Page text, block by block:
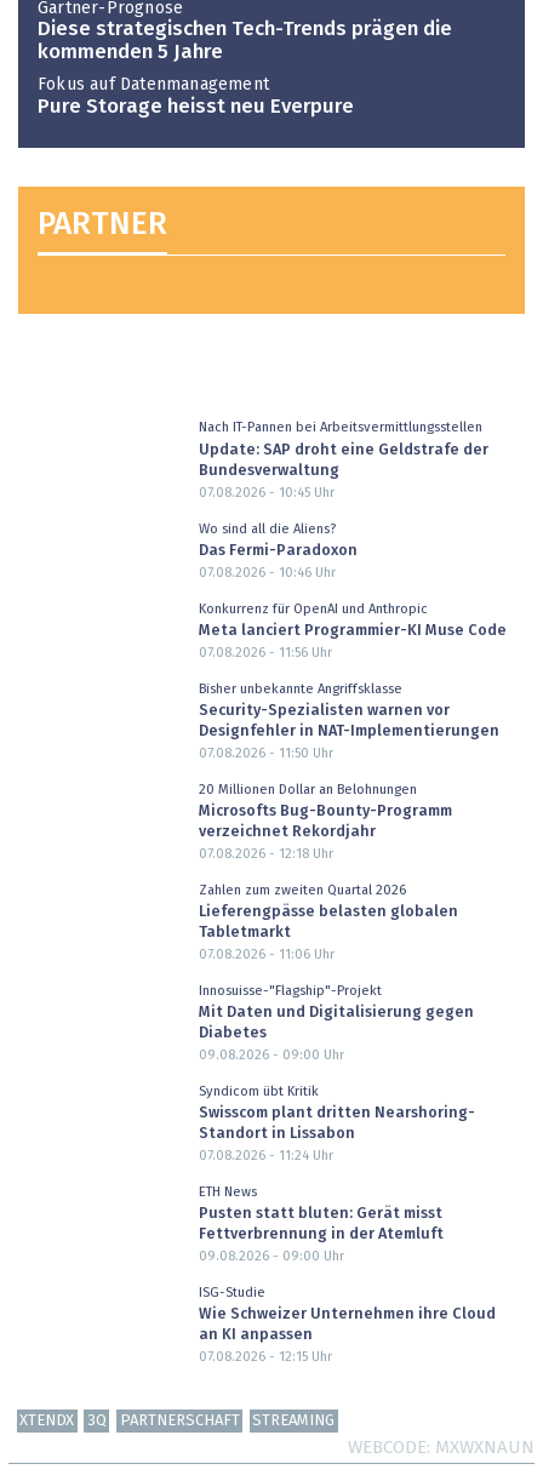
Gartner-Prognose
Diese strategischen Tech-Trends prägen die
kommenden 5 Jahre
Fokus auf Datenmanagement
Pure Storage heisst neu Everpure
PARTNER
Nach IT-Pannen bei Arbeitsvermittlungsstellen
Update: SAP droht eine Geldstrafe der
Bundesverwaltung
07.08.2026 - 10:45Uhr
Wo sind all die Aliens?
Das Fermi-Paradoxon
07.08.2026 - 10:46Uhr
Konkurrenz für OpenAI und Anthropic
Meta lanciert Programmier-KI Muse Code
07.08.2026 - 11:56Uhr
Bisher unbekannte Angriffsklasse
Security-Spezialisten warnen vor
Designfehler in NAT-Implementierungen
07.08.2026 - 11:50 Uhr
20 Millionen Dollar an Belohnungen
Microsofts Bug-Bounty-Programm
verzeichnet Rekordjahr
07.08.2026 - 12:18Uhr
Zahlen zum zweiten Quartal 2026
Lieferengpässe belasten globalen
Tabletmarkt
07.08.2026 - 11:06Uhr
Innosuisse-"Flagship"-Projekt
Mit Daten und Digitalisierung gegen
Diabetes
09.08.2026 - 09:00 Uhr
Syndicom übt Kritik
Swisscom plant dritten Nearshoring-
Standort in Lissabon
07.08.2026 - 11:24Uhr
ETH News
Pusten statt bluten: Gerät misst
Fettverbrennung in der Atemluft
09.08.2026 - 09:00 Uhr
ISG-Studie
Wie Schweizer Unternehmen ihre Cloud
an KI anpassen
07.08.2026 - 12:15Uhr
XTENDX 3Q PARTNERSCHAFT STREAMING
WEBCODE MXWXNAUN